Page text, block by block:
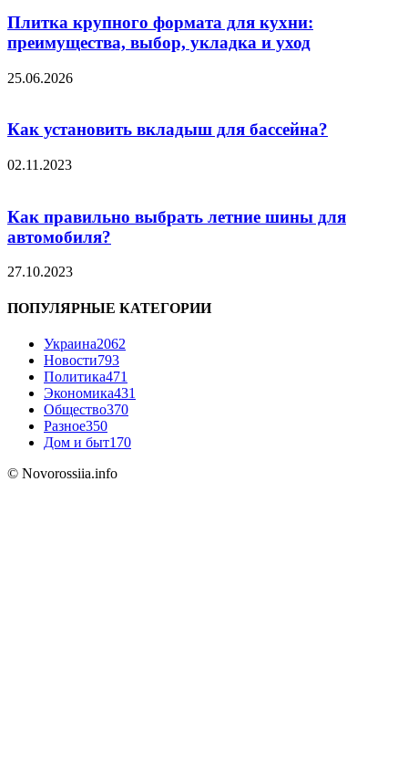
Плитка крупного формата для кухни:
преимущества, выбор, укладка и уход
25.06.2026
Как установить вкладыш для бассейна?
02.11.2023
Как правильно выбрать летние шины для
автомобиля?
27.10.2023
ПОПУЛЯРНЫЕ КАТЕГОРИИ
Украина2062
Новости793
Политика471
Экономика431
Общество370
Разное350
Дом и быт170
© Novorossiia.info